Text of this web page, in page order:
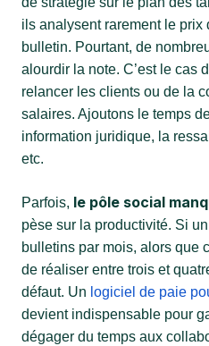
ils analysent rarement le prix
bulletin. Pourtant, de
alourdir la note. C’est le cas
relancer les clients ou de la
salaires. Ajoutons le temps
information juridique, la
etc.
Parfois, le pôle social
pèse sur la productivité. Si
bulletins par mois, alors que
de réaliser entre trois et
défaut. Un logiciel de paie
devient indispensable pour
dégager du temps aux